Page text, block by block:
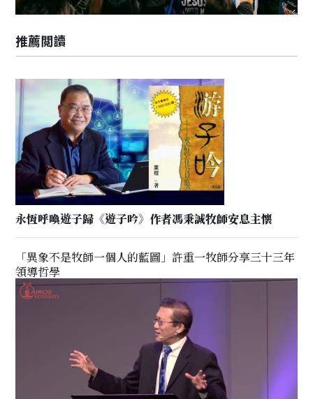
推薦閲讀
永恆呼喚遊子歸《遊子吟》作者馮秉誠牧師安息主懷
「異象不是牧師一個人的藍圖」許重一牧師分享三十三年
領導哲學